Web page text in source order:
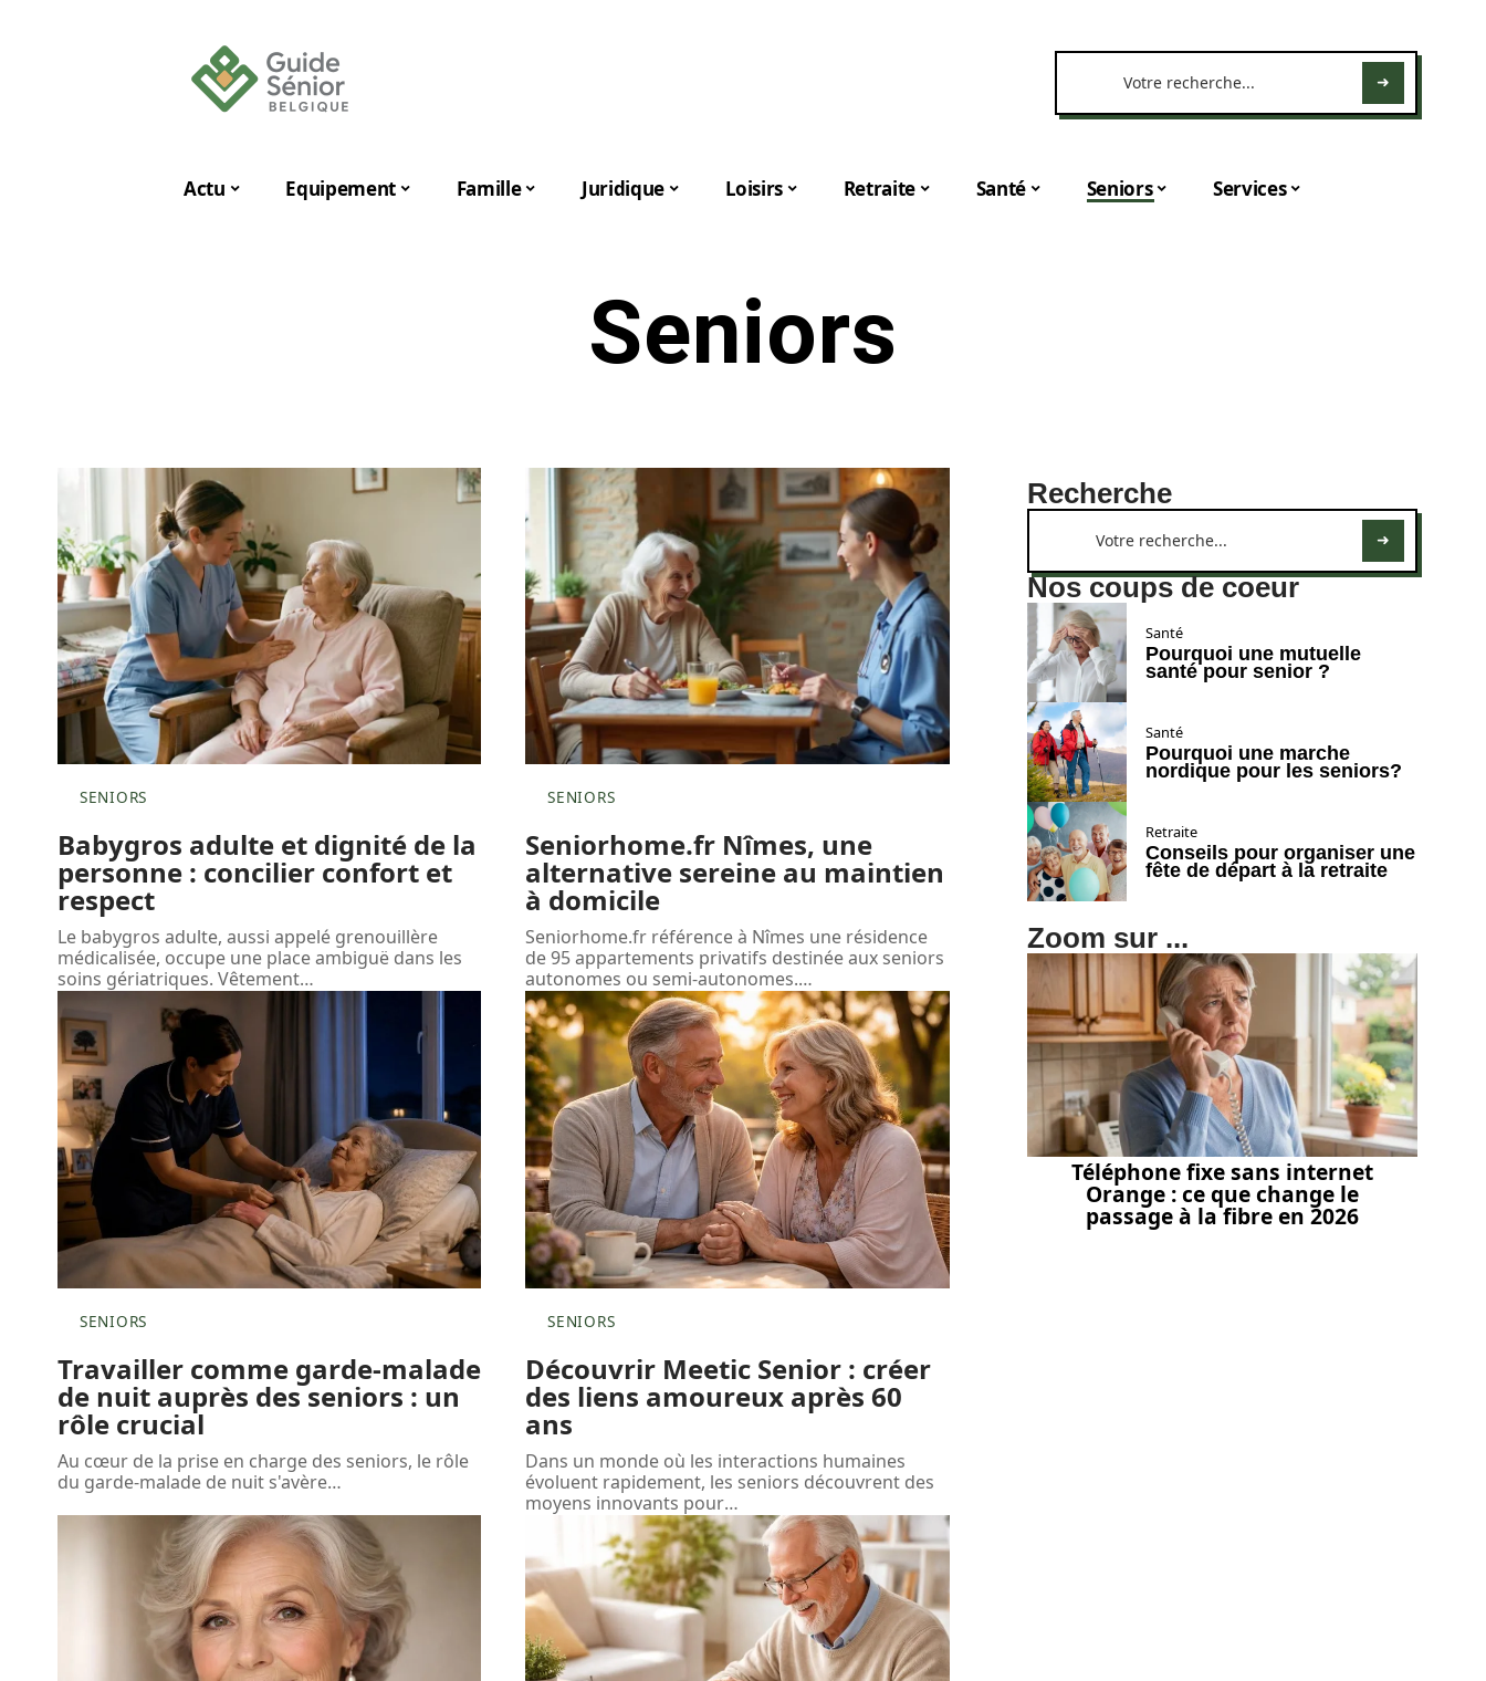
Actu Equipement Famille Juridique Loisirs Retraite Santé Seniors Services
Seniors
SENIORS
Babygros adulte et dignité de la
personne : concilier confort et
respect
Le babygros adulte, aussi appelé grenouillère
médicalisée, occupe une place ambiguë dans les
soins gériatriques. Vêtement…
SENIORS
Seniorhome.fr Nîmes, une
alternative sereine au maintien
à domicile
Seniorhome.fr référence à Nîmes une résidence
de 95 appartements privatifs destinée aux seniors
autonomes ou semi-autonomes.…
SENIORS
Travailler comme garde-malade
de nuit auprès des seniors : un
rôle crucial
Au cœur de la prise en charge des seniors, le rôle
du garde-malade de nuit s'avère…
SENIORS
Découvrir Meetic Senior : créer
des liens amoureux après 60
ans
Dans un monde où les interactions humaines
évoluent rapidement, les seniors découvrent des
moyens innovants pour…
Recherche
Nos coups de coeur
Santé
Pourquoi une mutuelle
santé pour senior ?
Santé
Pourquoi une marche
nordique pour les seniors?
Retraite
Conseils pour organiser une
fête de départ à la retraite
Zoom sur ...
Téléphone fixe sans internet
Orange : ce que change le
passage à la fibre en 2026